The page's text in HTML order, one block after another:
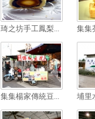
琦之坊手工鳳梨... 集集
集集楊家傳統豆... 埔里